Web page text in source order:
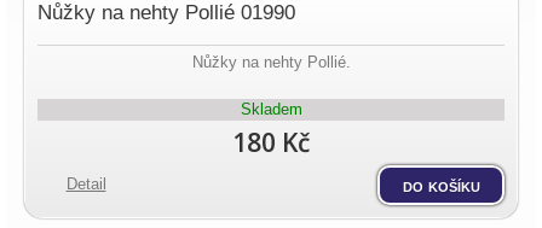
Nůžky na nehty Pollié 01990
Nůžky na nehty Pollié.
Skladem
180 Kč
Detail do košíku